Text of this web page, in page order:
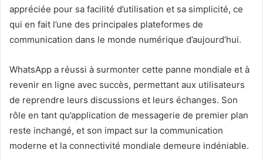
appréciée pour sa facilité d’utilisation et sa simplicité, ce
qui en fait l’une des principales plateformes de
communication dans le monde numérique d’aujourd’hui.
WhatsApp a réussi à surmonter cette panne mondiale et à
revenir en ligne avec succès, permettant aux utilisateurs
de reprendre leurs discussions et leurs échanges. Son
rôle en tant qu’application de messagerie de premier plan
reste inchangé, et son impact sur la communication
moderne et la connectivité mondiale demeure indéniable.